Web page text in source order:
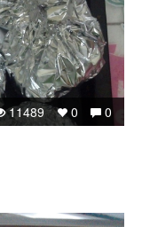
0
0
11489